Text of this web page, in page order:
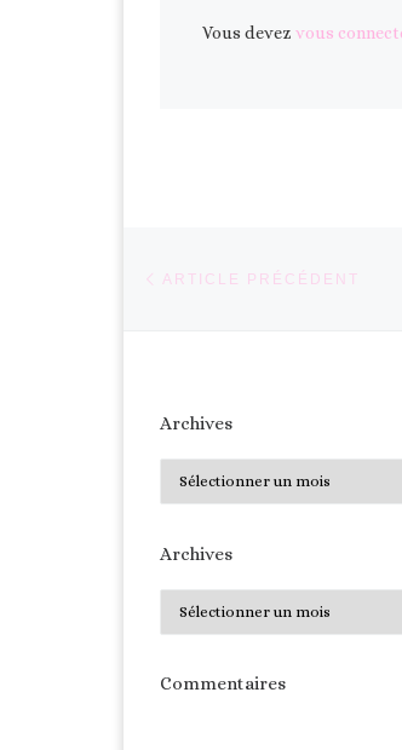
Vous devezvous
Parcourir les
ARTICLE PRÉCÉDENT
Archives
Archives
Commentaires